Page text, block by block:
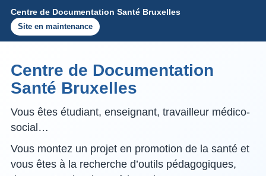
Centre de Documentation Santé Bruxelles
Site en maintenance
Centre de Documentation
Santé Bruxelles
Vous êtes étudiant, enseignant, travailleur médico-
social…
Vous montez un projet en promotion de la santé et
vous êtes à la recherche d’outils pédagogiques,